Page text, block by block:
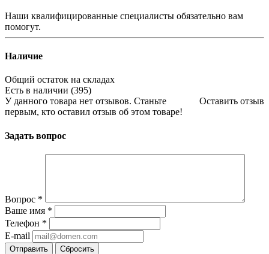
Наши квалифицированные специалисты обязательно вам
помогут.
Наличие
Общий остаток на складах
Есть в наличии (395)
Оставить отзыв
У данного товара нет отзывов. Станьте
первым, кто оставил отзыв об этом товаре!
Задать вопрос
Вопрос *
Ваше имя *
Телефон *
E-mail
Сбросить